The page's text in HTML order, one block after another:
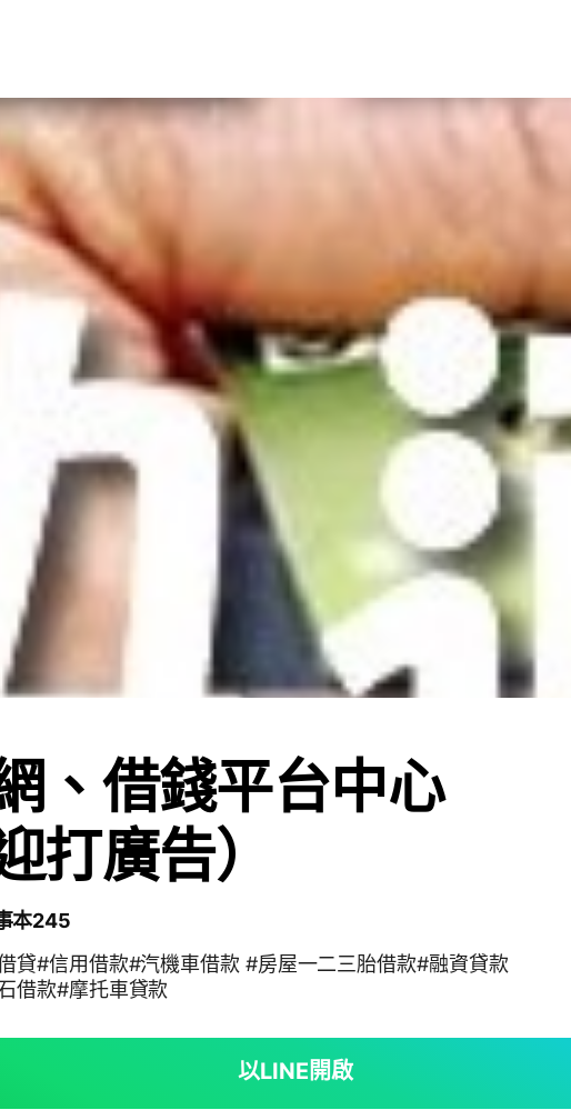
、借錢平台中心
打廣告）
本245
貸#信用借款#汽機車借款 #房屋一二三胎借款#融資貸款
借款#摩托車貸款
以LINE開啟